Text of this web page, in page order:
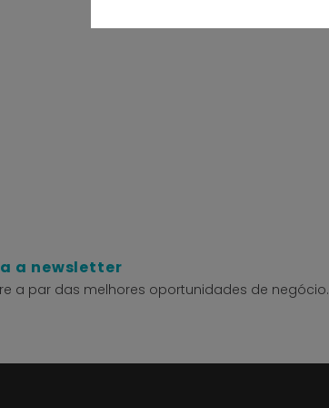
a newsletter
a par das melhores oportunidades de negócio.